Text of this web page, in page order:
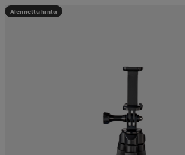
Alennettu hinta